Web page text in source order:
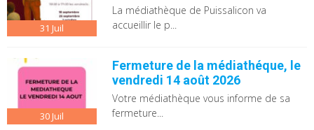
31 Juil
La médiathèque de Puissalicon va
accueillir le p...
30Juil
Fermeture de la médiathéque, le
vendredi 14 août 2026
Votre médiathèque vous informe de sa
fermeture...